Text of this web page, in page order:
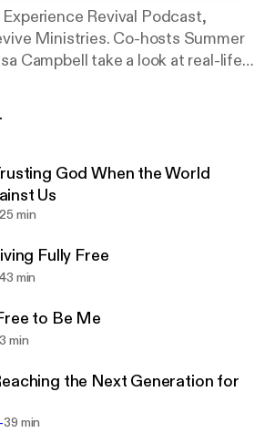
Revival Podcast,
Ministries. Co-hosts Summer
Campbell take a look at real-life
and Melissa talk about finding
and power in Christ, and what that
life. Their goal is to help
intentionally in your identity in
the world around you.
God When the World
Us
25 min
Fully Free
43 min
to Be Me
min
the Next Generation for
-39 min